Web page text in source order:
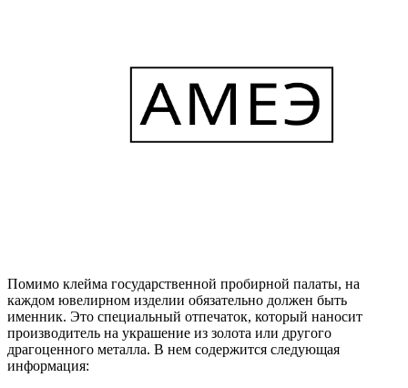
Помимо клейма государственной пробирной палаты, на
каждом ювелирном изделии обязательно должен быть
именник. Это специальный отпечаток, который наносит
производитель на украшение из золота или другого
драгоценного металла. В нем содержится следующая
информация: